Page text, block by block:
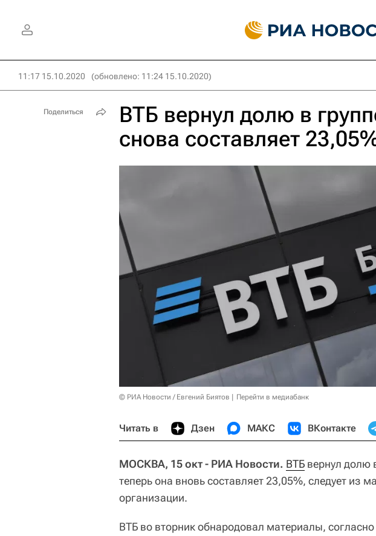
11:17 15.10.2020 (обновлено: 11:24 15.10.2020)
ВТБ вернул долю в
снова составляет
© РИА Новости / Евгений Биятов Перейти в медиабанк
Читать в Дзен МАКС ВКонтакте
МОСКВА, 15 окт - РИА Новости. ВТБ вернул долю
теперь она вновь составляет 23,05%, следует из
организации.
ВТБ во вторник обнародовал материалы,
Поделиться